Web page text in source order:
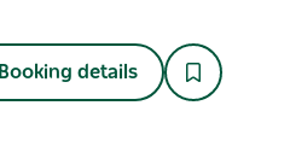
Booking details